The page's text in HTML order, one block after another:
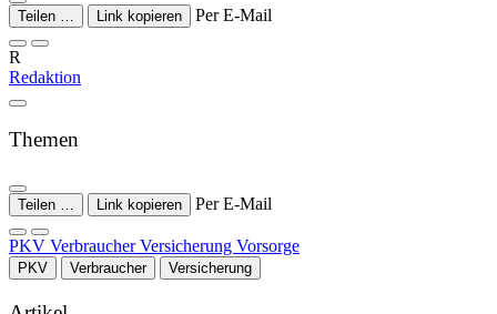
Teilen … Link kopieren Per E-Mail
R
Redaktion
Themen
Teilen … Link kopieren Per E-Mail
PKV VerbraucherVersicherung Vorsorge
PKV Verbraucher Versicherung